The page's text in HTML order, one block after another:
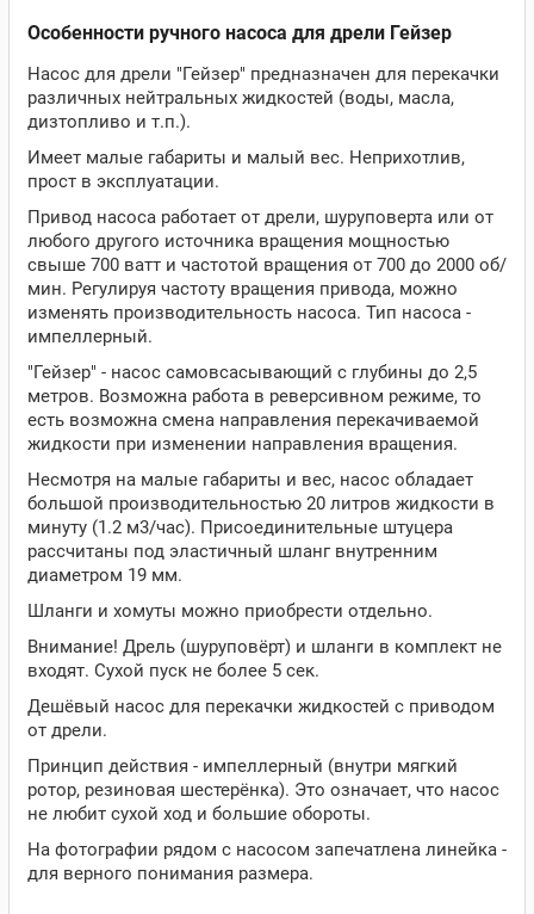
Особенности ручного насоса для дрели Гейзер
Насос для дрели "Гейзер" предназначен для перекачки
различных нейтральных жидкостей (воды, масла,
дизтопливо и т.п.).
Имеет малые габариты и малый вес. Неприхотлив,
прост в эксплуатации.
Привод насоса работает от дрели, шуруповерта или от
любого другого источника вращения мощностью
свыше 700 ватт и частотой вращения от 700 до 2000 об/
мин. Регулируя частоту вращения привода, можно
изменять производительность насоса. Тип насоса -
импеллерный.
"Гейзер" - насос самовсасывающий с глубины до 2,5
метров. Возможна работа в реверсивном режиме, то
есть возможна смена направления перекачиваемой
жидкости при изменении направления вращения.
Несмотря на малые габариты и вес, насос обладает
большой производительностью 20 литров жидкости в
минуту (1.2 м3/час). Присоединительные штуцера
рассчитаны под эластичный шланг внутренним
диаметром 19 мм.
Шланги и хомуты можно приобрести отдельно.
Внимание! Дрель (шуруповёрт) и шланги в комплект не
входят. Сухой пуск не более 5 сек.
Дешёвый насос для перекачки жидкостей с приводом
от дрели.
Принцип действия - импеллерный (внутри мягкий
ротор, резиновая шестерёнка). Это означает, что насос
не любит сухой ход и большие обороты.
На фотографии рядом с насосом запечатлена линейка -
для верного понимания размера.